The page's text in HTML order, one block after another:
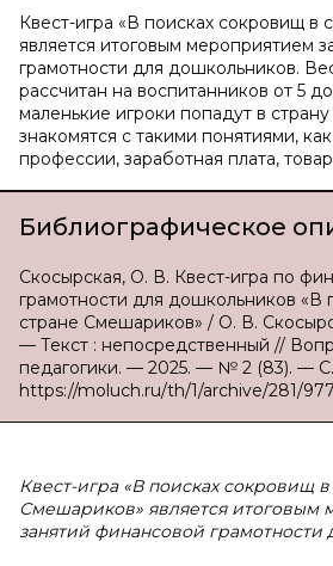
Квест-игра «В поисках сокровищ в
является итоговым мероприятием
грамотности для дошкольников.
рассчитан на воспитанников от 5
маленькие игроки попадут в
знакомятся с такими понятиями,
профессии, заработная плата,
Библиографическое
Скосырская, О. В. Квест-игра по
грамотности для дошкольников «В
стране Смешариков» / О. В.
— Текст : непосредственный //
педагогики. — 2025. — № 2 (83). — С.
https://moluch.ru/th/1/archive/281/
Квест-игра «В поисках сокровищ в
Смешариков» является итоговым
занятий финансовой грамотности